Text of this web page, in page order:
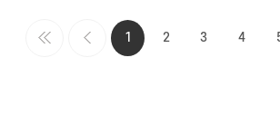
1 2 3 4